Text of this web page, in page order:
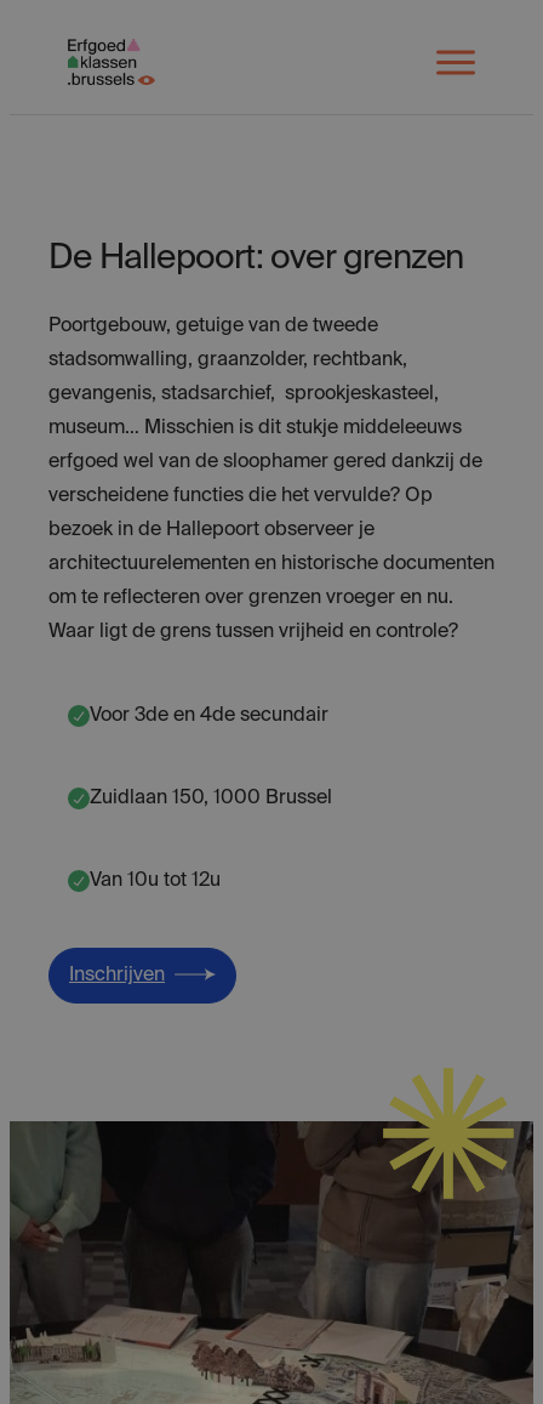
Open
menu
De Hallepoort: over grenzen
Poortgebouw, getuige van de tweede
stadsomwalling, graanzolder, rechtbank,
gevangenis, stadsarchief, sprookjeskasteel,
museum… Misschien is dit stukje middeleeuws
erfgoed wel van de sloophamer gered dankzij de
verscheidene functies die het vervulde? Op
bezoek in de Hallepoort observeer je
architectuurelementen en historische documenten
om te reflecteren over grenzen vroeger en nu.
Waar ligt de grens tussen vrijheid en controle?
Voor 3de en 4de secundair
Zuidlaan 150, 1000 Brussel
Van 10u tot 12u
Inschrijven